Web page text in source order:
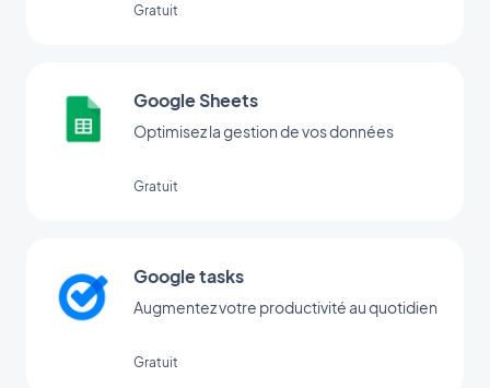
services en ligne. C’est l’add-on idéal pour
pour utiliser cet add-on)
Gratuit
Google Sheets
Optimisez la gestion de vos données
Gratuit
Google tasks
Augmentez votre productivité au quotidien
Gratuit